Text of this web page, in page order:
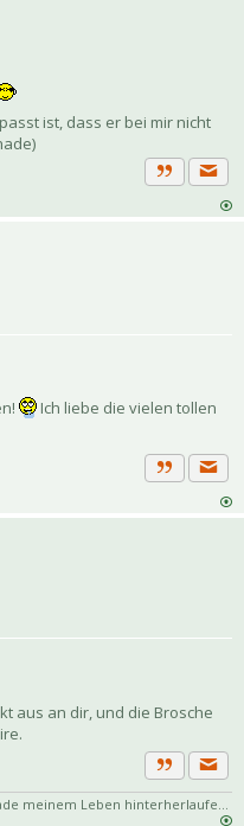
ist, dass er bei mir nicht
Zitat
Ich liebe die vielen tollen
Zitat
aus an dir, und die Brosche
Zitat
meinem Leben hinterherlaufe...